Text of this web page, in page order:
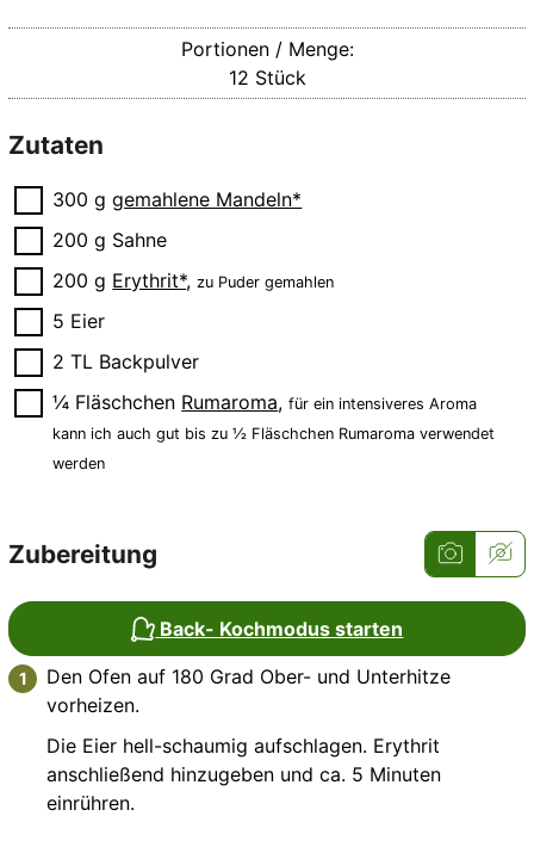
Portionen / Menge:
12 Stück
Zutaten
▢
300 g gemahlene Mandeln*
▢
200 g Sahne
▢
200 g Erythrit*, zu Puder gemahlen
▢
5 Eier
▢
2 TL Backpulver
▢
¼ Fläschchen Rumaroma,für ein intensiveres Aroma
kann ich auch gut bis zu ½ Fläschchen Rumaroma verwendet
werden
Zubereitung
Back- Kochmodus starten
Den Ofen auf 180 Grad Ober- und Unterhitze
vorheizen.
Die Eier hell-schaumig aufschlagen. Erythrit
anschließend hinzugeben und ca. 5 Minuten
einrühren.